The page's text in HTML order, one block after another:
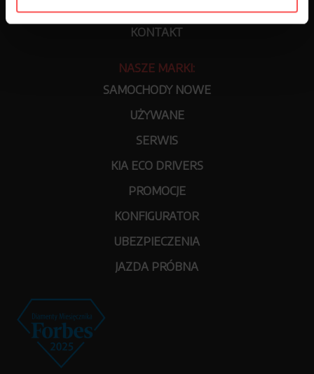
KONTAKT
NASZE MARKI:
SAMOCHODY NOWE
UŻYWANE
SERWIS
KIA ECO DRIVERS
PROMOCJE
KONFIGURATOR
UBEZPIECZENIA
JAZDA PRÓBNA